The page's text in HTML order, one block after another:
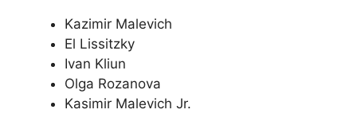
Kazimir Malevich
El Lissitzky
Ivan Kliun
Olga Rozanova
Kasimir Malevich Jr.